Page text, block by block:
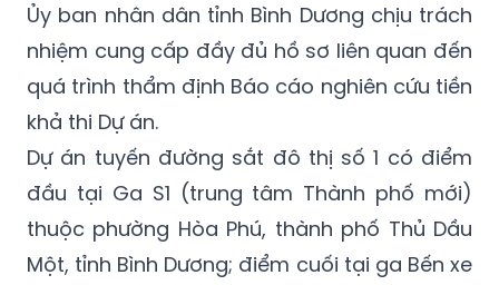
Ủy ban nhân dân tỉnh Bình Dương chịu trách
nhiệm cung cấp đầy đủ hồ sơ liên quan đến
quá trình thẩm định Báo cáo nghiên cứu tiền
khả thi Dự án.
Dự án tuyến đường sắt đô thị số 1 có điểm
đầu tại Ga S1 (trung tâm Thành phố mới)
thuộc phường Hòa Phú, thành phố Thủ Dầu
Một, tỉnh Bình Dương; điểm cuối tại ga Bến xe